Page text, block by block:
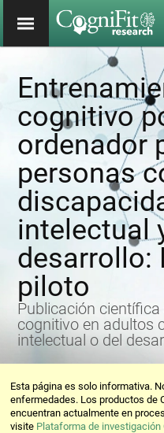
cognitivo
ordenador
personas
intelectual
desarrollo:
piloto
Publicación
cognitivo en adultos
intelectual o del
Esta página es solo informativa.
enfermedades. Los productos de
encuentran actualmente en
visite Plataforma de investigación